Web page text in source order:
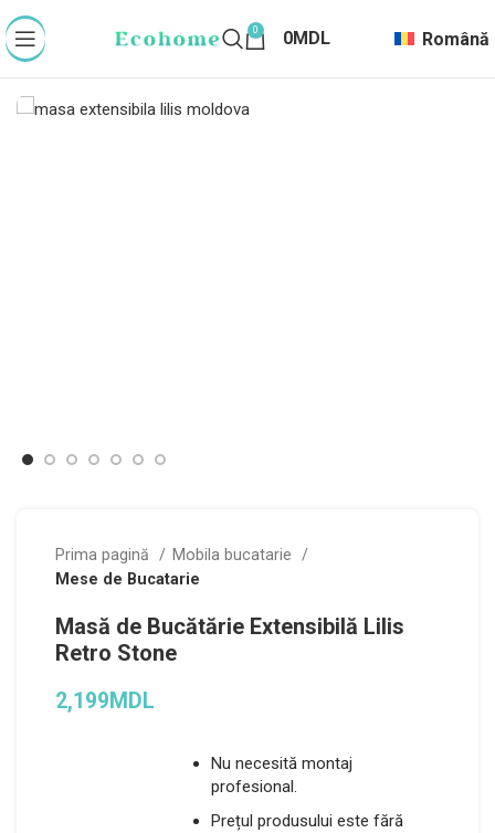
0 0MDL Română
Prima pagină
Mobila bucatarie
Mese de Bucatarie
Masă de Bucătărie Extensibilă Lilis
Retro Stone
2,199MDL
Nu necesită montaj
profesional.
Prețul produsului este fără